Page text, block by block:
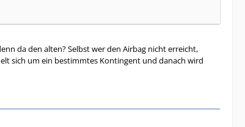
da den alten? Selbst wer den Airbag nicht erreicht,
sich um ein bestimmtes Kontingent und danach wird